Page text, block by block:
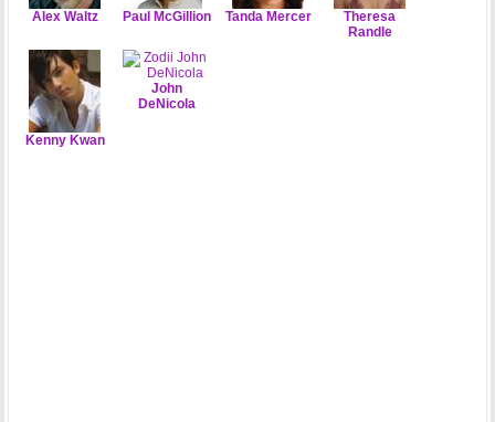
Alex Waltz Paul McGillion Tanda Mercer
Theresa
Randle
Kenny Kwan
John
DeNicola